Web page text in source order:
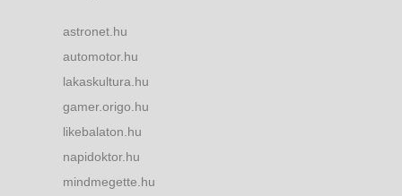
astronet.hu
automotor.hu
lakaskultura.hu
gamer.origo.hu
likebalaton.hu
napidoktor.hu
mindmegette.hu